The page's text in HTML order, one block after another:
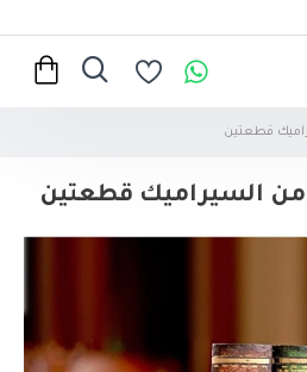
قطعتين
السيراميك قطعتين